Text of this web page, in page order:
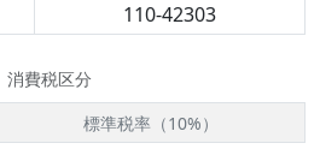
110-42303
消費税区分
標準税率（10%）